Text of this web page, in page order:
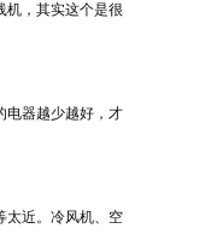
机，其实这个是很
电器越少越好，才
太近。冷风机、空